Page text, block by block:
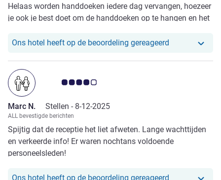
Helaas worden handdoeken iedere dag vervangen, hoezeer
je ook je best doet om de handdoeken op te hangen en het
te hangen.
Ons hotel heeft op de beoordeling gereageerd Ons hotel
Avis-klantbeoordeling 4.0/5
Marc N. Stellen - 8-12-2025
ALL bevestigde berichten
Spijtig dat de receptie het liet afweten. Lange wachttijden
en verkeerde info! Er waren nochtans voldoende
personeelsleden!
Ons hotel heeft op de beoordeling gereageerd Ons hotel